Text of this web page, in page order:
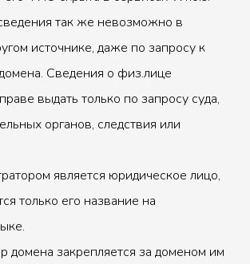
так же невозможно в
источнике, даже по запросу к
Сведения о физ.лице
выдать только по запросу суда,
органов, следствия или
является юридическое лицо,
только его название на
домена закрепляется за доменом им